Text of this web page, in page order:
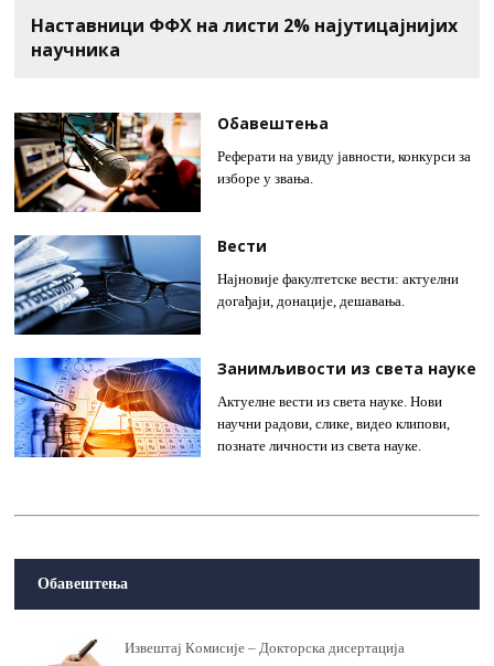
In Memoriam – Проф. др Драгомир
Станисављев
Наставници ФФХ на листи 2% најутицајнијих
научника
ФФХ у медијима
ВРЕМЕКАЗИ
Факултет за физичку хемију
Обавештења
Реферати на увиду јавности, конкурси за
изборе у звања.
Вести
Најновије факултетске вести: актуелни
догађаји, донације, дешавања.
Занимљивости из света науке
Актуелне вести из света науке. Нови
научни радови, слике, видео клипови,
познате личности из света науке.
Обавештења
Извeштaj Кoмисиje – Докторска дисертација